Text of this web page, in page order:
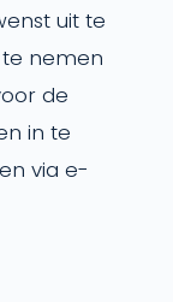
uit te
nemen
de
in te
via e-